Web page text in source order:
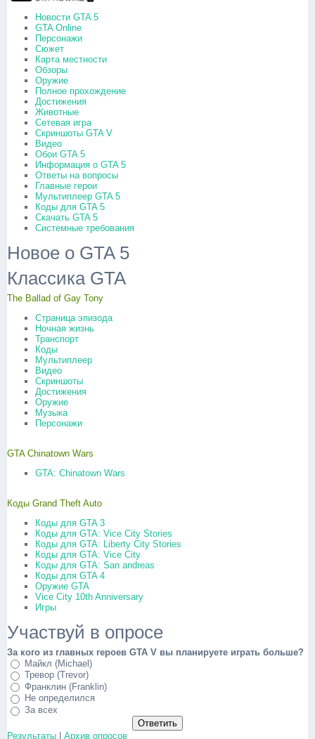
Новости GTA 5
GTA Online
Персонажи
Сюжет
Карта местности
Обзоры
Оружие
Полное прохождение
Достижения
Животные
Сетевая игра
Скриншоты GTA V
Видео
Обои GTA 5
Информация о GTA 5
Ответы на вопросы
Главные герои
Мультиплеер GTA 5
Коды для GTA 5
Скачать GTA 5
Системные требования
Новое о GTA 5
Классика GTA
The Ballad of Gay Tony
Страница эпизода
Ночная жизнь
Транспорт
Коды
Мультиплеер
Видео
Скриншоты
Достижения
Оружие
Музыка
Персонажи
GTA Chinatown Wars
GTA: Chinatown Wars
Коды Grand Theft Auto
Коды для GTA 3
Коды для GTA: Vice City Stories
Коды для GTA: Liberty City Stories
Коды для GTA: Vice City
Коды для GTA: San andreas
Коды для GTA 4
Оружие GTA
Vice City 10th Anniversary
Игры
Участвуй в опросе
За кого из главных героев GTA V вы планируете играть больше?
Майкл (Michael)
Тревор (Trevor)
Франклин (Franklin)
Не определился
За всех
Результаты | Архив опросов